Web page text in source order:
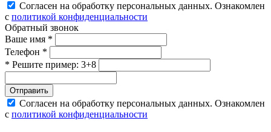
Согласен на обработку персональных данных. Ознакомлен
с политикой конфиденциальности
Обратный звонок
Ваше имя *
Телефон *
* Решите пример: 3+8
Отправить
Согласен на обработку персональных данных. Ознакомлен
с политикой конфиденциальности